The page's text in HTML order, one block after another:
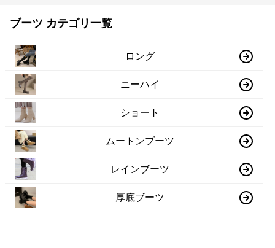
ブーツ カテゴリ一覧
ロング
ニーハイ
ショート
ムートンブーツ
レインブーツ
厚底ブーツ